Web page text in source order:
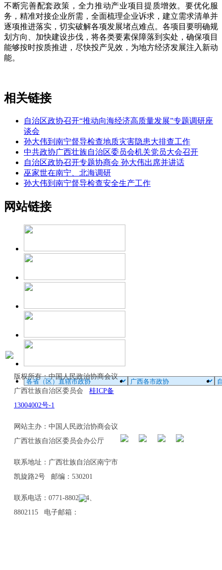
不断完善配套政策，全力推动产业项目提质增效。要优化服
务，精准对接企业所需，全面梳理企业诉求，建立需求清单并
逐项推进落实，切实破解各项发展堵点难点。各项目要明确规
划方向、加快建设步伐，将各类要素保障落到实处，确保项目
能够按时按质推进，尽快投产见效，为地方经济发展注入新动
能。
相关链接
自治区政协召开“推动向海经济高质量发展”专题调研座
谈会
孙大伟到南宁督导检查地质灾害隐患大排查工作
中共政协广西壮族自治区委员会机关党员大会召开
自治区政协召开专题协商会 孙大伟出席并讲话
巫家世在南宁、北海调研
孙大伟到南宁督导检查安全生产工作
网站链接
版权所有：中国人民政治协商会议
广西壮族自治区委员会 桂ICP备
13004002号-1
网站主办：中国人民政治协商会议
广西壮族自治区委员会办公厅
联系地址：广西壮族自治区南宁市
凯旋路2号 邮编：530201
联系电话：0771-8802114、
8802115 电子邮箱：